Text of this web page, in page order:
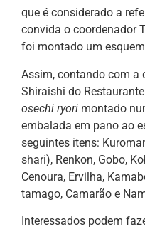
que é considerado a
convida o coordenador
foi montado um
Assim, contando com a
Shiraishi do
osechi ryori montado
embalada em pano ao
seguintes itens:
shari), Renkon, Gobo,
Cenoura, Ervilha,
tamago, Camarão e
Interessados podem